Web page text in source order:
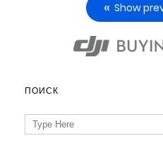
Show
ПОИСК
Search
for: